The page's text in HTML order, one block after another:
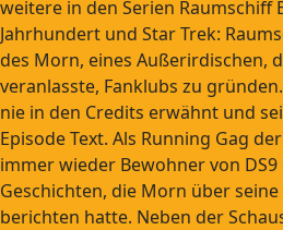
weitere in den Serien Raumschiff
Jahrhundert und Star Trek:
des Morn, eines Außerirdischen,
veranlasste, Fanklubs zu
nie in den Credits erwähnt und
Episode Text. Als Running Gag
immer wieder Bewohner von
Geschichten, die Morn über
berichten hatte. Neben der